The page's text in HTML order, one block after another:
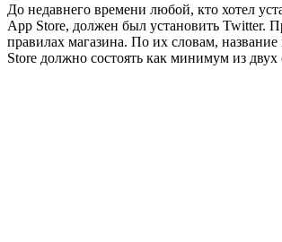
До недавнего времени любой, кто хотел
App Store, должен был установить Twitter.
правилах магазина. По их словам,
Store должно состоять как минимум из двух